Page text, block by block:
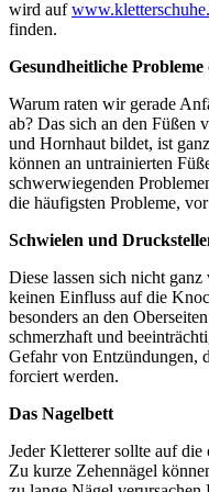
wird auf
finden.
Gesundheitliche
Warum raten wir gerade
ab? Das sich an den Füßen
und Hornhaut bildet, ist
können an untrainierten
schwerwiegenden
die häufigsten Probleme,
Schwielen und
Diese lassen sich nicht
keinen Einfluss auf die
besonders an den
schmerzhaft und
Gefahr von Entzündungen,
forciert werden.
Das Nagelbett
Jeder Kletterer sollte auf die
Zu kurze Zehennägel